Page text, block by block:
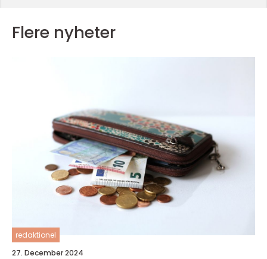
Flere nyheter
redaktionel
27. December 2024